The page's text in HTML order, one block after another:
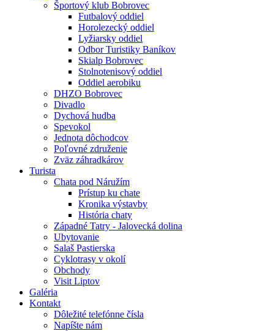
Športový klub Bobrovec
Futbalový oddiel
Horolezecký oddiel
Lyžiarsky oddiel
Odbor Turistiky Baníkov
Skialp Bobrovec
Stolnotenisový oddiel
Oddiel aerobiku
DHZO Bobrovec
Divadlo
Dychová hudba
Spevokol
Jednota dôchodcov
Poľovné združenie
Zväz záhradkárov
Turista
Chata pod Náružím
Prístup ku chate
Kronika výstavby
História chaty
Západné Tatry - Jalovecká dolina
Ubytovanie
Salaš Pastierska
Cyklotrasy v okolí
Obchody
Visit Liptov
Galéria
Kontakt
Dôležité telefónne čísla
Napíšte nám